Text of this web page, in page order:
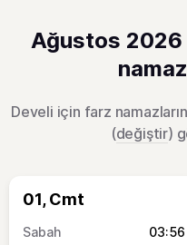
Ağustos
Develi için farz
(değiştir)
01, Cmt
03:56